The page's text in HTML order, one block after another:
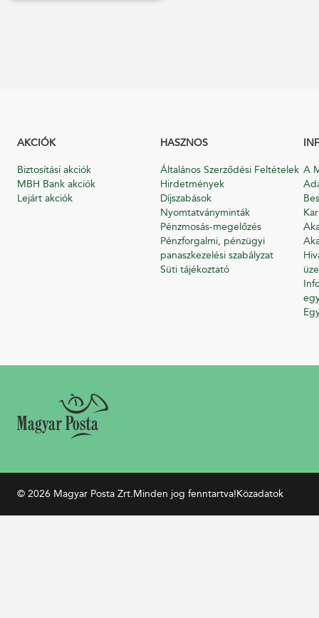
AKCIÓK
Biztosítási akciók
MBH Bank akciók
Lejárt akciók
HASZNOS
Általános Szerződési Feltételek
Hirdetmények
Díjszabások
Nyomtatványminták
Pénzmosás-megelőzés
Pénzforgalmi, pénzügyi
panaszkezelési szabályzat
Süti tájékoztató
A
© 2026 Magyar Posta Zrt.Minden jog fenntartva!Közadatok